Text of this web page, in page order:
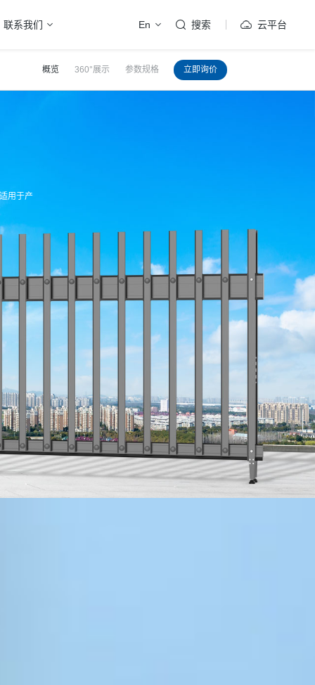
云平台
搜索
En
联系我们
概览 360°展示 参数规格 立即询价
用于产